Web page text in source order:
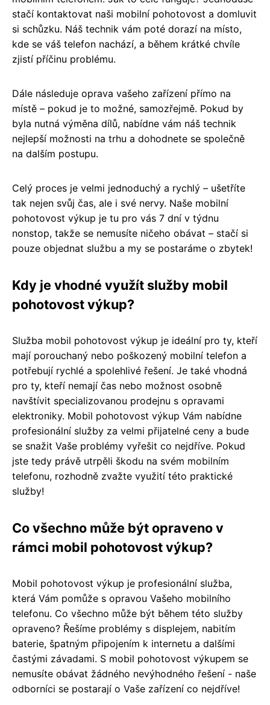
stačí kontaktovat naši mobilní pohotovost a domluvit
si schůzku. Náš technik vám poté dorazí na místo,
kde se váš telefon nachází, a během krátké chvíle
zjistí příčinu problému.
Dále následuje oprava vašeho zařízení přímo na
místě – pokud je to možné, samozřejmě. Pokud by
byla nutná výměna dílů, nabídne vám náš technik
nejlepší možnosti na trhu a dohodnete se společně
na dalším postupu.
Celý proces je velmi jednoduchý a rychlý – ušetříte
tak nejen svůj čas, ale i své nervy. Naše mobilní
pohotovost výkup je tu pro vás 7 dní v týdnu
nonstop, takže se nemusíte ničeho obávat – stačí si
pouze objednat službu a my se postaráme o zbytek!
Kdy je vhodné využít služby mobil
pohotovost výkup?
Služba mobil pohotovost výkup je ideální pro ty, kteří
mají porouchaný nebo poškozený mobilní telefon a
potřebují rychlé a spolehlivé řešení. Je také vhodná
pro ty, kteří nemají čas nebo možnost osobně
navštívit specializovanou prodejnu s opravami
elektroniky. Mobil pohotovost výkup Vám nabídne
profesionální služby za velmi přijatelné ceny a bude
se snažit Vaše problémy vyřešit co nejdříve. Pokud
jste tedy právě utrpěli škodu na svém mobilním
telefonu, rozhodně zvažte využití této praktické
služby!
Co všechno může být opraveno v
rámci mobil pohotovost výkup?
Mobil pohotovost výkup je profesionální služba,
která Vám pomůže s opravou Vašeho mobilního
telefonu. Co všechno může být během této služby
opraveno? Řešíme problémy s displejem, nabitím
baterie, špatným připojením k internetu a dalšími
častými závadami. S mobil pohotovost výkupem se
nemusíte obávat žádného nevýhodného řešení - naše
odborníci se postarají o Vaše zařízení co nejdříve!